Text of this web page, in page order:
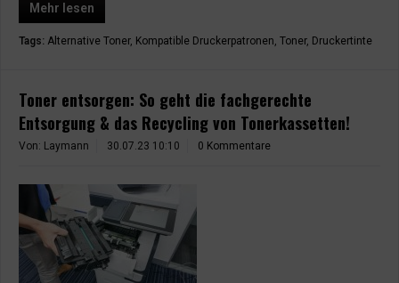
Mehr lesen
Tags: Alternative Toner, Kompatible Druckerpatronen, Toner, Druckertinte
Toner entsorgen: So geht die fachgerechte
Entsorgung & das Recycling von Tonerkassetten!
Von: Laymann 30.07.23 10:10 0 Kommentare